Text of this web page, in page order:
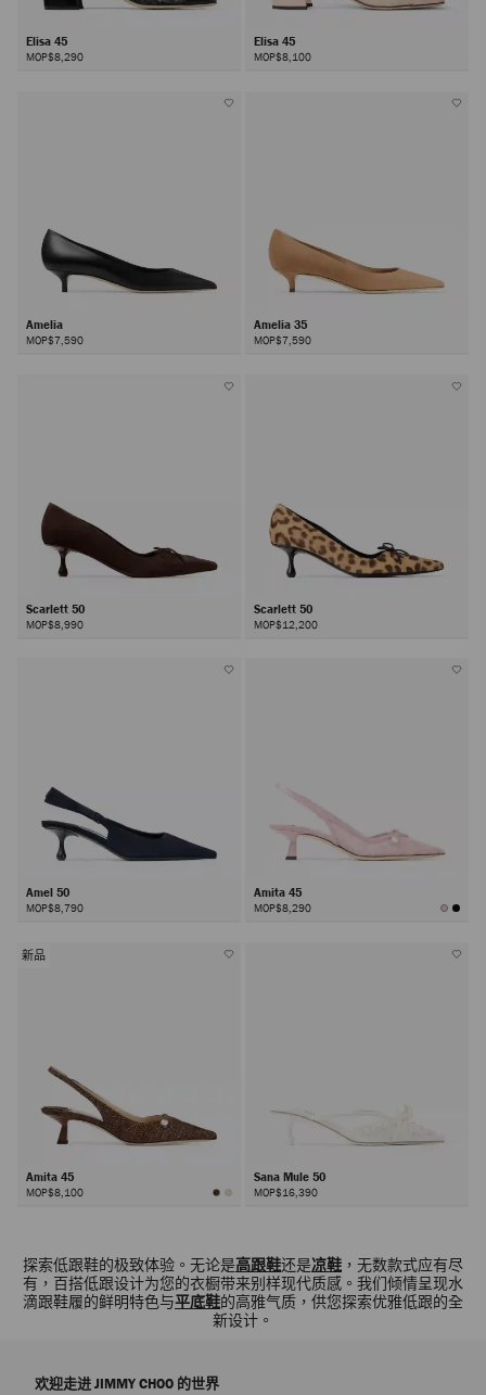
Elisa 45
MOP$8,290
Elisa 45
MOP$8,100
Amelia
MOP$7,590
Amelia 35
MOP$7,590
Scarlett 50
MOP$8,990
Scarlett 50
MOP$12,200
Amel 50
MOP$8,790
Amita 45
MOP$8,290
新品
Amita 45
MOP$8,100
Sana Mule 50
MOP$16,390
步
探索低跟鞋的极致体验。无论是高跟鞋还是凉鞋 ，无数款式应有尽
有，百搭低跟设计为您的衣橱带来别样现代质感。我们倾情呈现水
滴跟鞋履的鲜明特色与平底鞋的高雅气质，供您探索优雅低跟的全
新设计。
欢迎走进 JIMMY CHOO 的世界